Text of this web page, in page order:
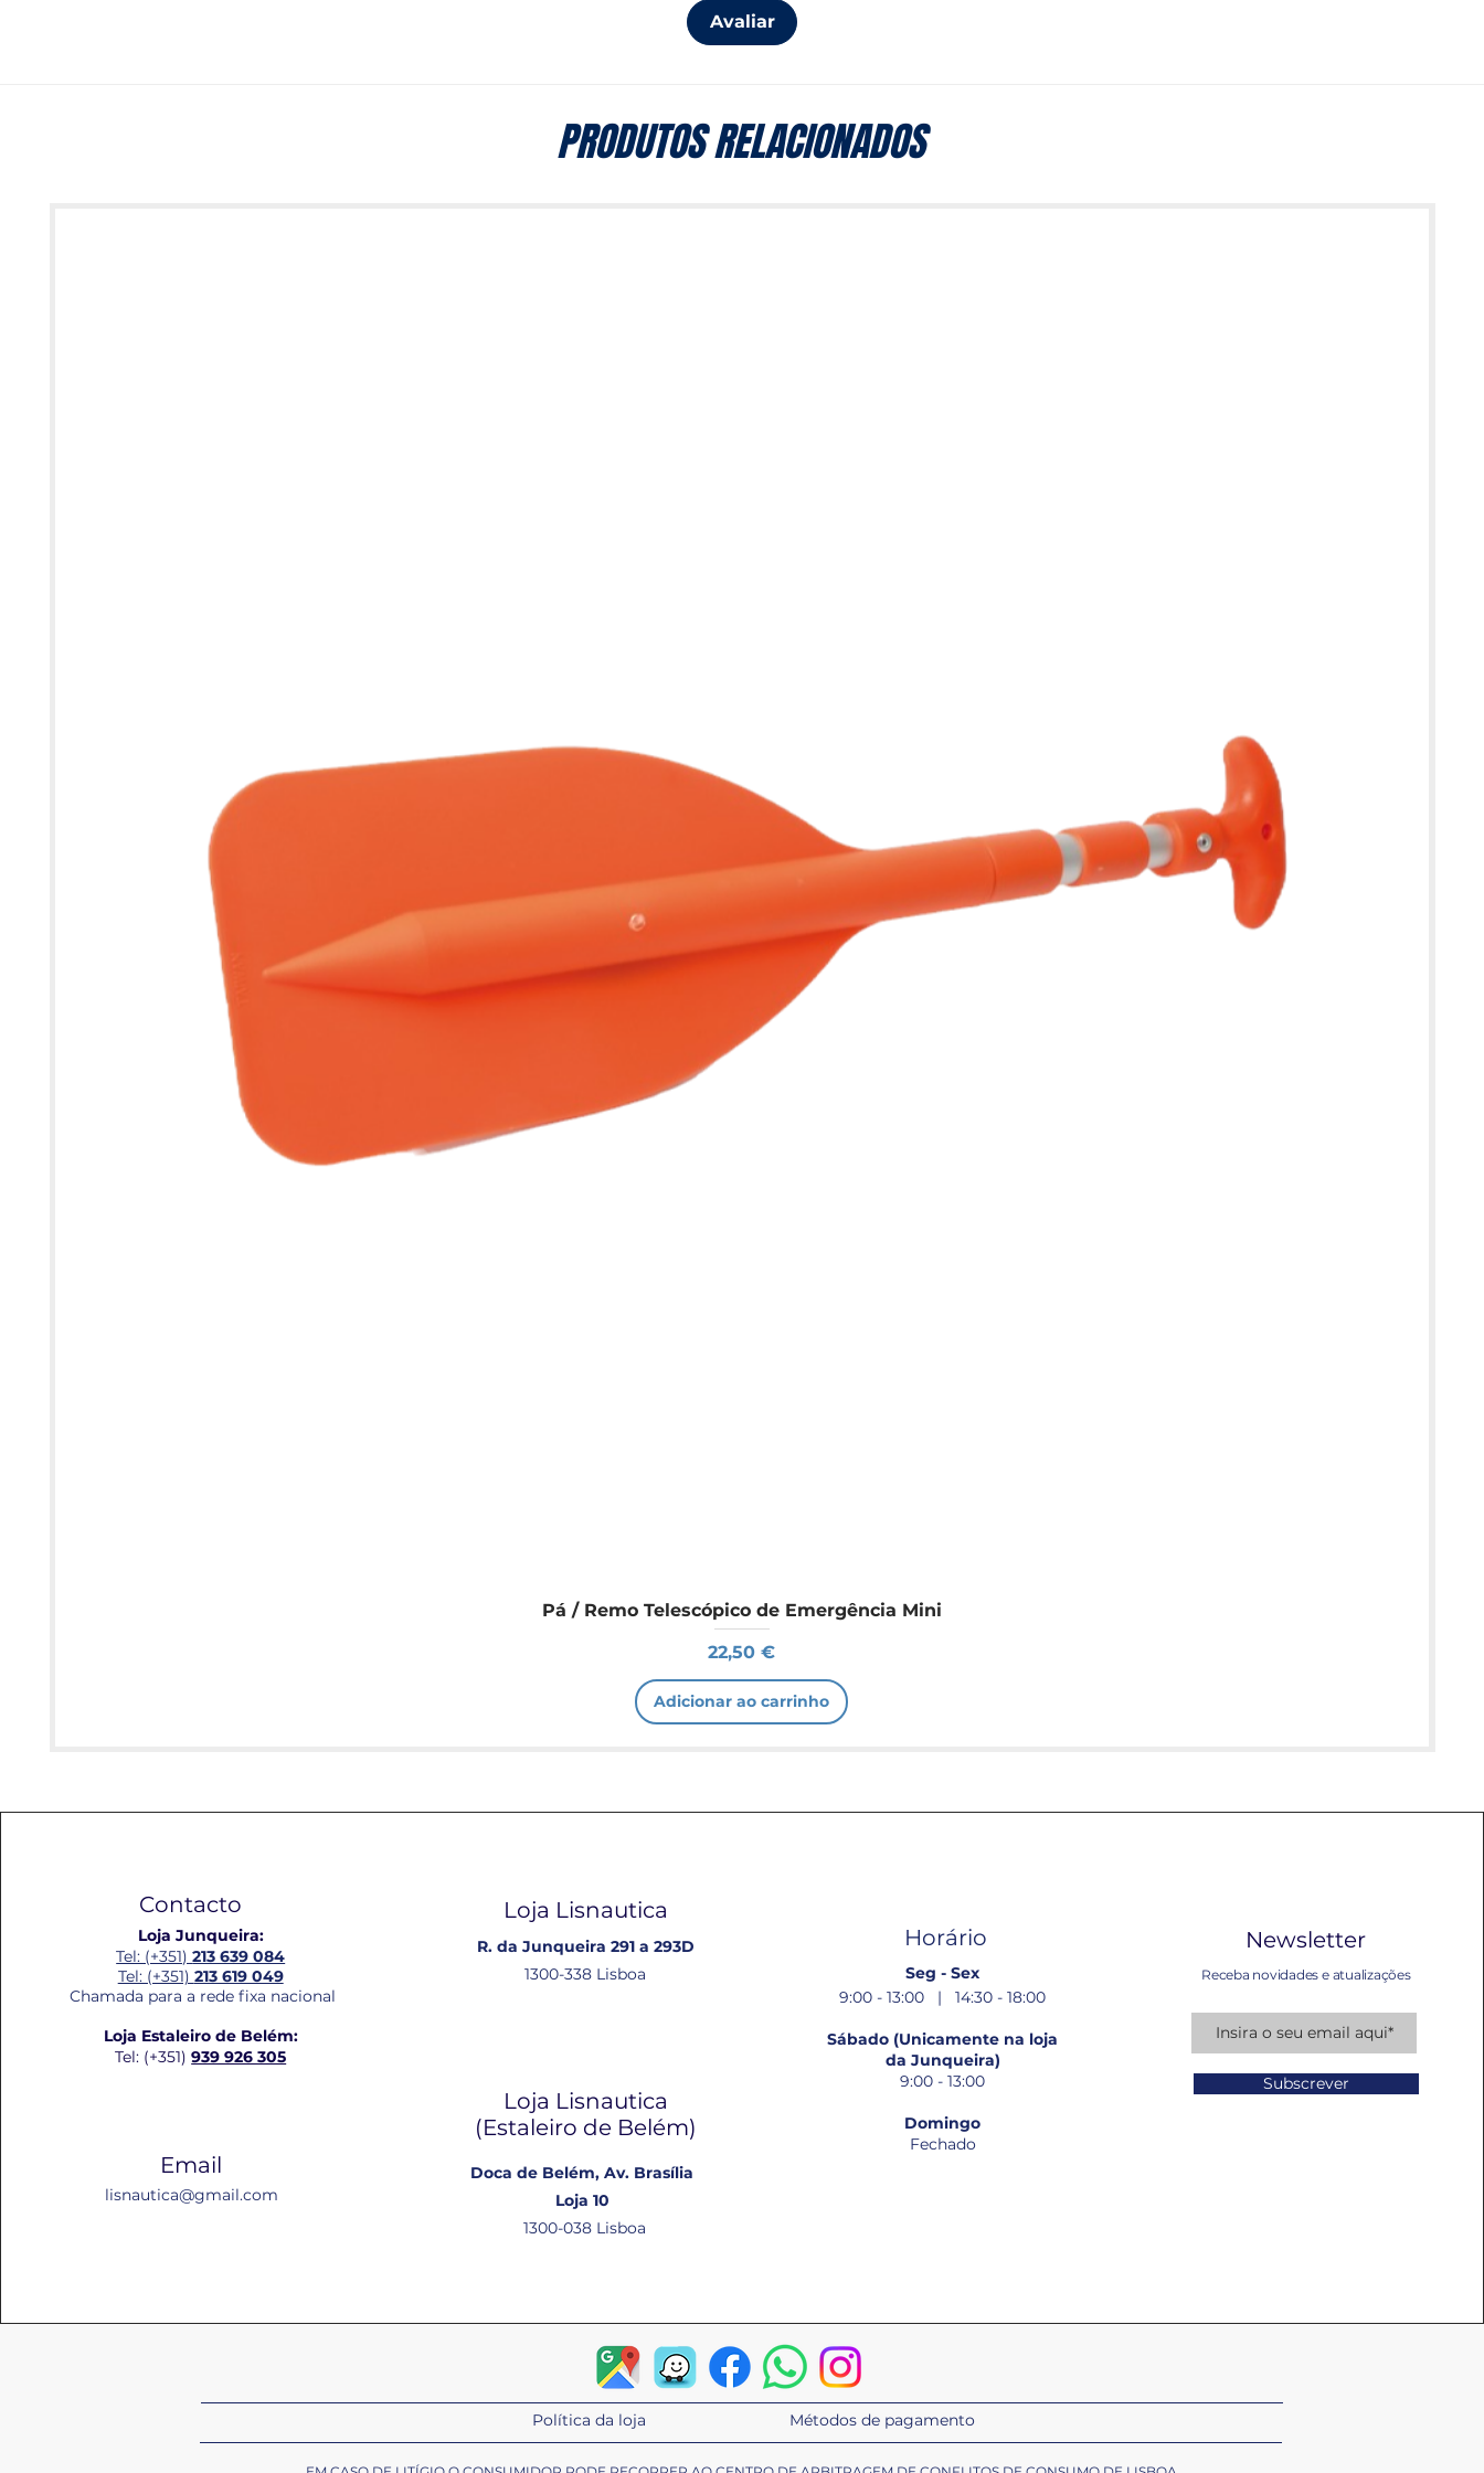
Avaliar
PRODUTOS RELACIONADOS
Pá / Remo Telescópico de Emergência Mini
Preço
22,50 €
Adicionar ao carrinho
Contacto
Loja Junqueira:
Tel: (+351)213 639 084
Tel: (+351) 213 619 049
Chamada para a rede fixa nacional
Loja Estaleiro de Belém:
Tel: (+351)939 926 305
Email
lisnautica@gmail.com
Loja Lisnautica
R. da Junqueira 291 a 293D
1300-338 Lisboa
Loja Lisnautica
(Estaleiro de Belém​)
Doca de Belém, Av. Brasília
Loja 10
1300-038 Lisboa
Horário
Seg - Sex
9:00 - 13:00 | 14:30 - 18:00
Sábado (Unicamente na loja
da Junqueira)
9:00 - 13:00
Domingo
Fechado
Newsletter
Receba novidades e atualizações
Subscrever
Política da loja Métodos de pagamento